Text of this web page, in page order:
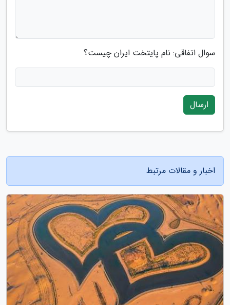
سوال اتفاقی: نام پایتخت ایران چیست؟
ارسال
اخبار و مقالات مرتبط